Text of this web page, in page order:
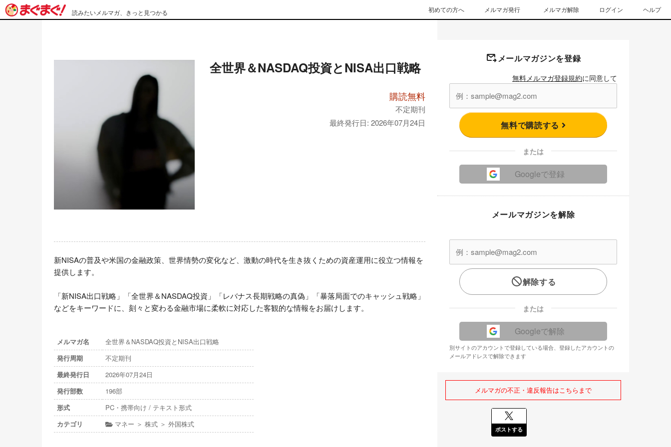
読みたいメルマガ、きっと見つかる 初めての方へ メルマガ発行 メルマガ解除 ログイン ヘルプ
全世界＆NASDAQ投資とNISA出口戦略
購読無料
不定期刊
最終発行日: 2026年07月24日
新NISAの普及や米国の金融政策、世界情勢の変化など、激動の時代を生き抜くための資産運用に役立つ情報を
提供します。
「新NISA出口戦略」「全世界＆NASDAQ投資」「レバナス長期戦略の真偽」「暴落局面でのキャッシュ戦略」
などをキーワードに、刻々と変わる金融市場に柔軟に対応した客観的な情報をお届けします。
メルマガ名
全世界＆NASDAQ投資とNISA出口戦略
発行周期
不定期刊
最終発行日
2026年07月24日
発行部数
196部
形式
PC・携帯向け / テキスト形式
カテゴリ
マネー ＞ 株式 ＞ 外国株式
メールマガジンを登録
無料メルマガ登録規約に同意して
無料で購読する
または
Googleで登録
メールマガジンを解除
解除する
または
Googleで解除
別サイトのアカウントで登録している場合、登録したアカウントの
メールアドレスで解除できます
メルマガの不正・違反報告はこちらまで
ポストする